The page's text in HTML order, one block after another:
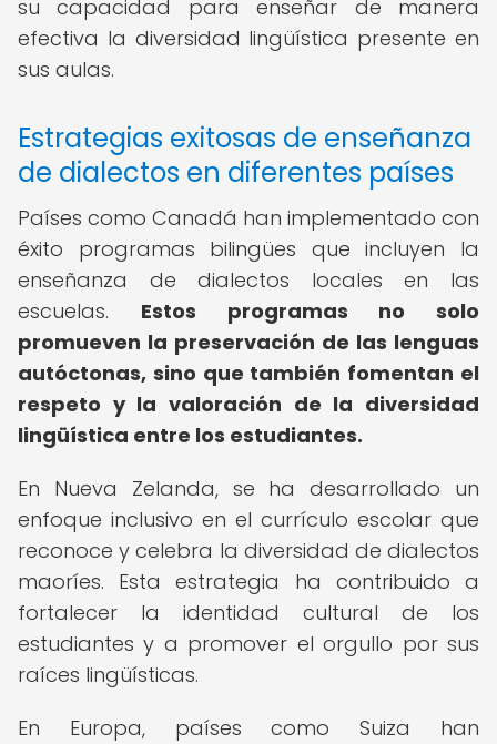
su capacidad para enseñar de manera
efectiva la diversidad lingüística presente en
sus aulas.
Estrategias exitosas de enseñanza
de dialectos en diferentes países
Países como Canadá han implementado con
éxito programas bilingües que incluyen la
enseñanza de dialectos locales en las
escuelas. Estos programas no solo
promueven la preservación de las lenguas
autóctonas, sino que también fomentan el
respeto y la valoración de la diversidad
lingüística entre los estudiantes.
En Nueva Zelanda, se ha desarrollado un
enfoque inclusivo en el currículo escolar que
reconoce y celebra la diversidad de dialectos
maoríes. Esta estrategia ha contribuido a
fortalecer la identidad cultural de los
estudiantes y a promover el orgullo por sus
raíces lingüísticas.
En Europa, países como Suiza han